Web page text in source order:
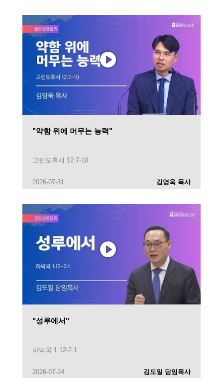
"약함 위에 머무는 능력"
고린도후서 12:7-10
2026-07-31 김영욱 목사
"성루에서"
하박국 1:12-2:1
2026-07-24 김도일 담임목사